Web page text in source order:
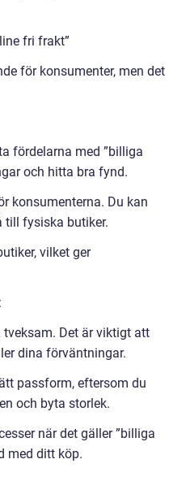
fri frakt”
för konsumenter, men det
fördelarna med ”billiga
och hitta bra fynd.
konsumenterna. Du kan
till fysiska butiker.
vilket ger
Det är viktigt att
dina förväntningar.
passform, eftersom du
och byta storlek.
när det gäller ”billiga
med ditt köp.